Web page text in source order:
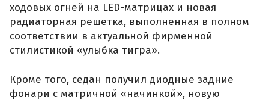
ходовых огней на LED-матрицах и новая
радиаторная решетка, выполненная в полном
соответствии в актуальной фирменной
стилистикой «улыбка тигра».
Кроме того, седан получил диодные задние
фонари с матричной «начинкой», новую